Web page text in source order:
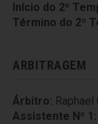
Início do 2º
Término do 2º
ARBITRAGEM
Árbitro:
Assistente Nº 1: